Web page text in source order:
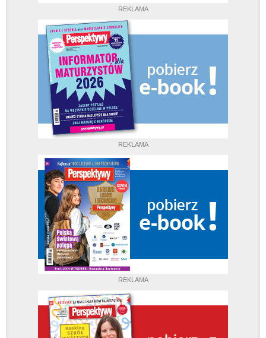
REKLAMA
REKLAMA
REKLAMA